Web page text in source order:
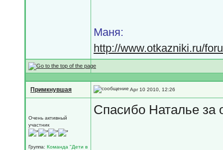
Маня:
http://www.otkazniki.ru/
Примкнувшая Apr 10 2010, 12:26
Очень активный
участник
Группа: Команда "Дети в
Спасибо Наталье за